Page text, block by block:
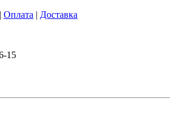
| Оплата | Доставка
15